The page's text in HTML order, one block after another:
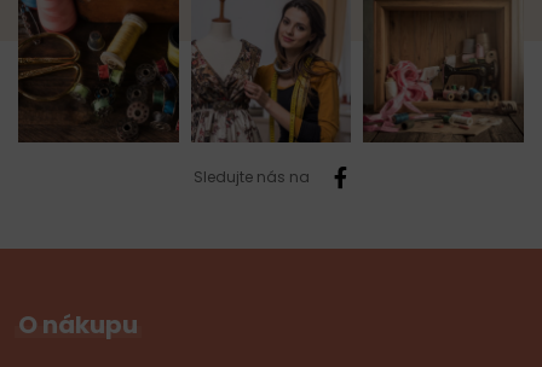
Sledujte nás na
O nákupu